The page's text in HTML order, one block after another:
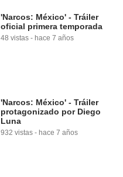
'Narcos: México' - Tráiler
oficial primera temporada
48 vistas - hace 7 años
'Narcos: México' - Tráiler
protagonizado por Diego
Luna
932 vistas - hace 7 años